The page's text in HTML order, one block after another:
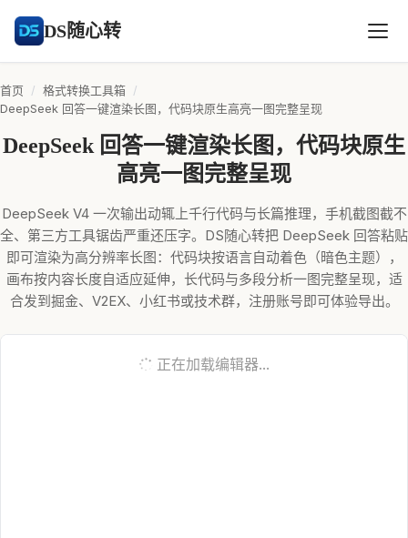
DS随心转
首页 / 格式转换工具箱 /
DeepSeek 回答一键渲染长图，代码块原生高亮一图完整呈现
DeepSeek 回答一键渲染长图，代码块原生
高亮一图完整呈现
DeepSeek V4 一次输出动辄上千行代码与长篇推理，手机截图截不
全、第三方工具锯齿严重还压字。DS随心转把 DeepSeek 回答粘贴
即可渲染为高分辨率长图：代码块按语言自动着色（暗色主题），
画布按内容长度自适应延伸，长代码与多段分析一图完整呈现，适
合发到掘金、V2EX、小红书或技术群，注册账号即可体验导出。
正在加载编辑器...